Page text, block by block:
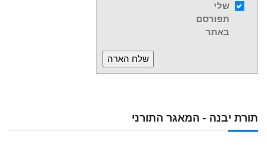
תורת יבנה - המאגר התורני
שלי
תפורסם
באתר